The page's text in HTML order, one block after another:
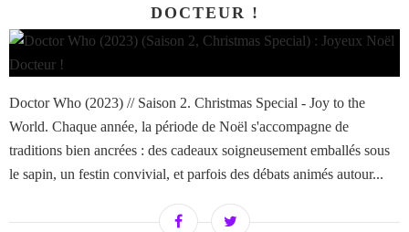
DOCTEUR !
Doctor Who (2023) // Saison 2. Christmas Special - Joy to the
World. Chaque année, la période de Noël s'accompagne de
traditions bien ancrées : des cadeaux soigneusement emballés sous
le sapin, un festin convivial, et parfois des débats animés autour...